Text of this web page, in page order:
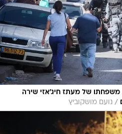
משפחתו של מעתז חיג'אזי שירה
/ נועם מושקוביץ